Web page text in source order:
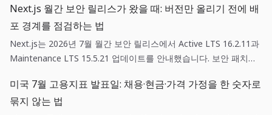
Next.js 월간 보안 릴리스가 왔을 때: 버전만 올리기 전에 배
포 경계를 점검하는 법
Next.js는 2026년 7월 월간 보안 릴리스에서 Active LTS 16.2.11과
Maintenance LTS 15.5.21 업데이트를 안내했습니다. 보안 패치는
기 기준을 함께 갖춘 배포 작업입니다.
미국 7월 고용지표 발표일: 채용·현금·가격 가정을 한 숫자로
묶지 않는 법